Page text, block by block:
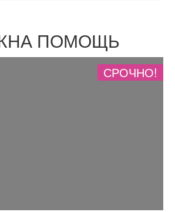
ПОМОЩЬ
СРОЧНО!